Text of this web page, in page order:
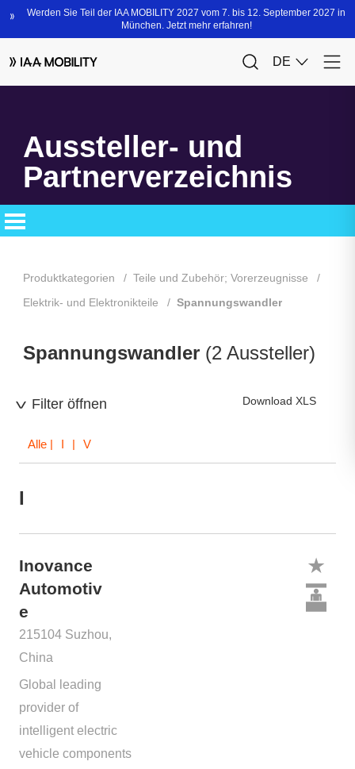
Aussteller- und
Partnerverzeichnis
Produktkategorien
Teile und Zubehör; Vorerzeugnisse
Elektrik- und Elektronikteile
Spannungswandler
Spannungswandler (2 Aussteller)
Filter öffnen Download XLS
Alle | I | V
I
Inovance
Automotiv
e
215104 Suzhou,
China
Global leading
provider of
intelligent electric
vehicle components